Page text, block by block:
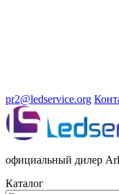
pr2@ledservice.org
официальный дилер
Каталог